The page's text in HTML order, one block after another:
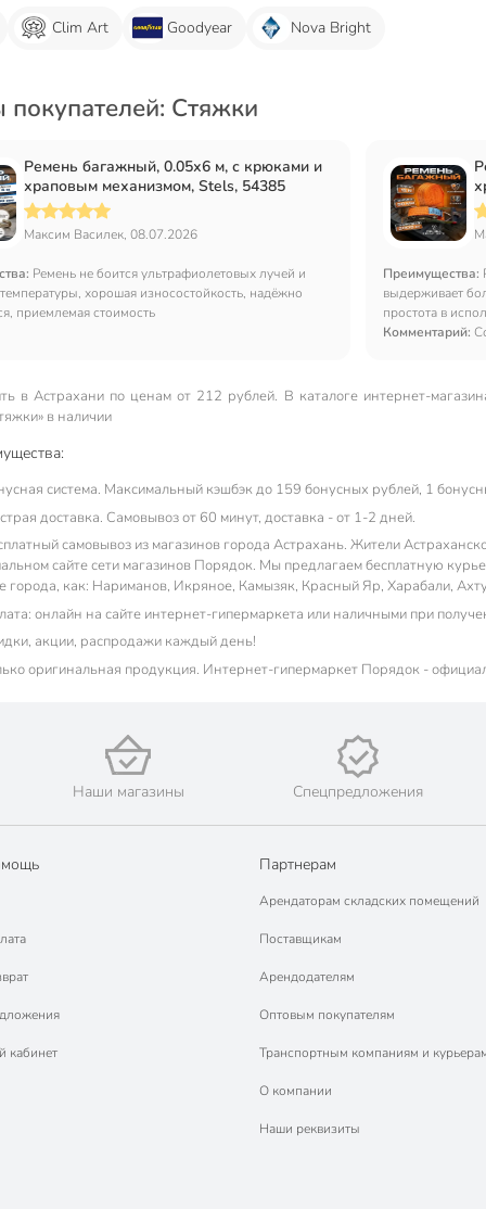
Clim Art Goodyear Nova Bright
Стяжки
Ремень багажный, 0.05х6 м, с крюками и
храповым механизмом, Stels, 54385
Максим Василек, 08.07.2026
Ремень не боится ультрафиолетовых лучей и
хорошая износостойкость, надёжно
приемлемая стоимость
Преимущества:
выдерживает
простота в
Комментарий:
в Астрахани по ценам от 212 рублей. В каталоге интернет-
в наличии
система. Максимальный кэшбэк до 159 бонусных рублей, 1
доставка. Самовывоз от 60 минут, доставка - от 1-2 дней.
самовывоз из магазинов города Астрахань. Жители
сайте сети магазинов Порядок. Мы предлагаем бесплатную
города, как: Нариманов, Икряное, Камызяк, Красный Яр, Харабали,
онлайн на сайте интернет-гипермаркета или наличными при
акции, распродажи каждый день!
оригинальная продукция. Интернет-гипермаркет Порядок -
Наши магазины Спецпредложения
кабинет
Партнерам
Арендаторам складских помещений
Поставщикам
Арендодателям
Оптовым покупателям
Транспортным компаниям и
О компании
Наши реквизиты